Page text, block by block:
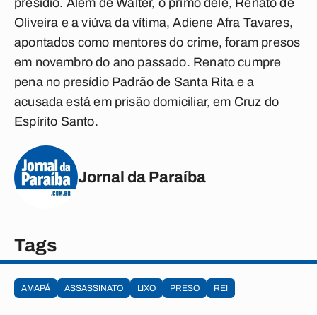
presídio. Além de Walter, o primo dele, Renato de
Oliveira e a viúva da vítima, Adiene Afra Tavares,
apontados como mentores do crime, foram presos
em novembro do ano passado. Renato cumpre
pena no presídio Padrão de Santa Rita e a
acusada está em prisão domiciliar, em Cruz do
Espírito Santo.
Jornal da Paraíba
Tags
AMAPÁ ASSASSINATO LIXO PRESO REI